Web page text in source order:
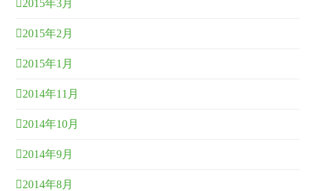
2015年3月
2015年2月
2015年1月
2014年11月
2014年10月
2014年9月
2014年8月